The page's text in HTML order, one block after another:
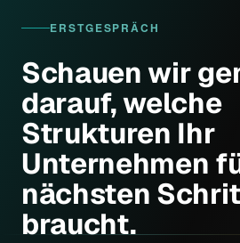
ERSTGESPRÄCH
Schauen wir
darauf, welche
Strukturen Ihr
Unternehmen
nächsten
braucht.